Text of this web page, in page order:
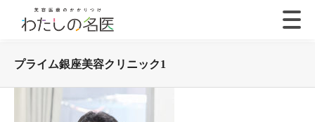
プライム銀座美容クリニック1